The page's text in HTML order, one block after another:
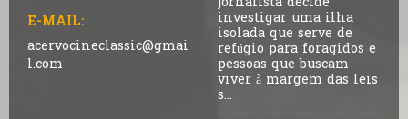
E-MAIL:
acervocineclassic@gmai
l.com
investigar uma ilha
isolada que serve de
refúgio para foragidos e
pessoas que buscam
viver à margem das leis
s...